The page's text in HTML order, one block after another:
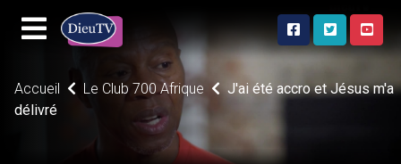
Accueil Le Club 700 Afrique
J'ai été accro et Jésus m'a
délivré